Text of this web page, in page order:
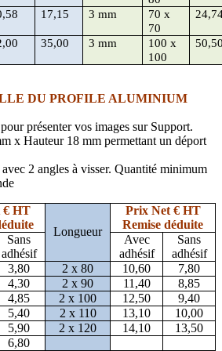
17,15 3 mm
70 x
70
35,00 3 mm
100 x
100
DU PROFILE ALUMINIUM
présenter vos images sur Support.
x Hauteur 18 mm permettant un déport
2 angles à visser. Quantité minimum
€ HT
Longueur
Prix Net € HT
Remise déduite
Sans
adhésif
Avec
adhésif
Sans
adhésif
3,80 2 x 80 10,60
7,80
4,30 2 x 90 11,40
8,85
4,85 2 x 100 12,50
9,40
5,40 2 x 110 13,10
10,00
5,90 2 x 120 14,10
13,50
6,80